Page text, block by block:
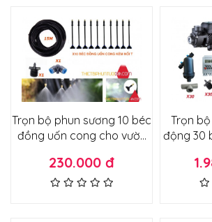
Trọn bộ phun sương 10 béc
đồng uốn cong cho vườn
không cần máy bơm lắp
trực tiếp đường nước
230.000 đ
Trọn
động 30